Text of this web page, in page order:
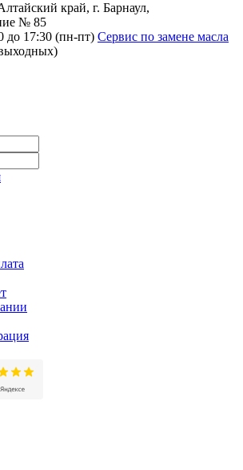
край, г. Барнаул,
№ 85
до 17:30 (пн-пт) Сервис по замене масла